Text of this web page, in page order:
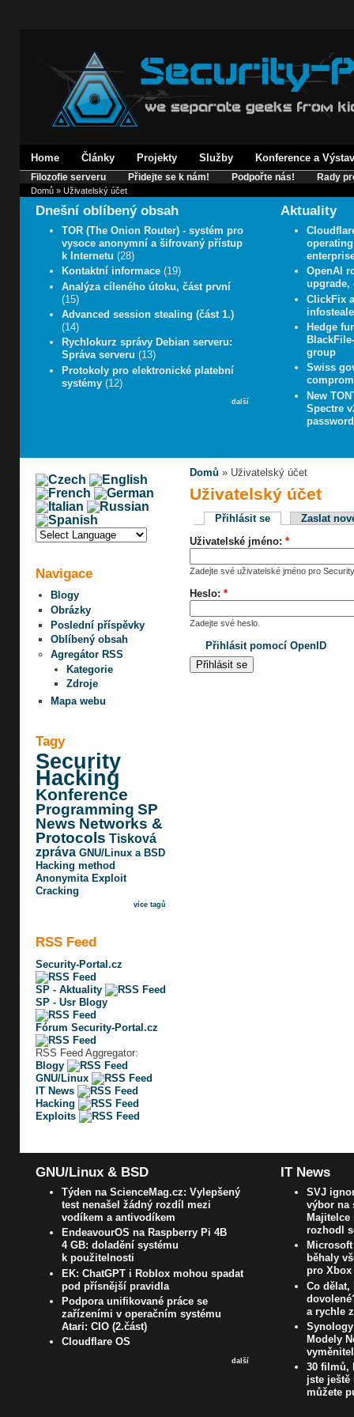
Home Články Projekty Služby Konference a
Filozofie serveru Přidejte se k nám! Podpořte nás! Rady
Domů» Uživatelský účet
Dnešní oblíbený obsah
TOR (The Onion Router) - systém pro
vysoce anonymní a šifrovaný přístup
k Internetu (28)
Kontaktní informace (19)
Analýza cíleného útoku, část první
(15)
Advanced session stealing (část 1.)
(14)
Rychlokurz správy Debian serveru:
Správa serveru (13)
Protokoly pro elektronické platební
systémy (12)
další
Aktuality
OpenAI
upgrade,
ClickFix
Hedge
group
Swiss
New
Spectre
Navigace
Blogy
Obrázky
Poslední příspěvky
Oblíbený obsah
Agregátor RSS
Kategorie
Zdroje
Mapa webu
Tagy
Security
Hacking
Konference
Programming SP
News Networks &
Protocols Tisková
zpráva GNU/Linux a BSD
Hacking method
Anonymita Exploit
Cracking
více tagů
RSS Feed
Security-Portal.cz
SP - Aktuality
SP - Usr Blogy
Fórum Security-Portal.cz
RSS Feed Aggregator:
Blogy
GNU/Linux
IT News
Hacking
Exploits
Domů » Uživatelský účet
Uživatelský účet
Přihlásit se
Zaslat
Uživatelské jméno: *
Zadejte své uživatelské jméno pro
Heslo: *
Zadejte své heslo.
Přihlásit pomocí OpenID
GNU/Linux & BSD
Týden na ScienceMag.cz: Vylepšený
test nenašel žádný rozdíl mezi
vodíkem a antivodíkem
EndeavourOS na Raspberry Pi 4B
4 GB: doladění systému
k použitelnosti
EK: ChatGPT i Roblox mohou spadat
pod přísnější pravidla
Podpora unifikované práce se
zařízeními v operačním systému
Atari: CIO (2.část)
Cloudflare OS
další
IT News
SVJ
výbor na
rozhodl
běhaly
pro Xbox
Co dělat,
a rychle
Modely
30 filmů,
jste ještě
můžete